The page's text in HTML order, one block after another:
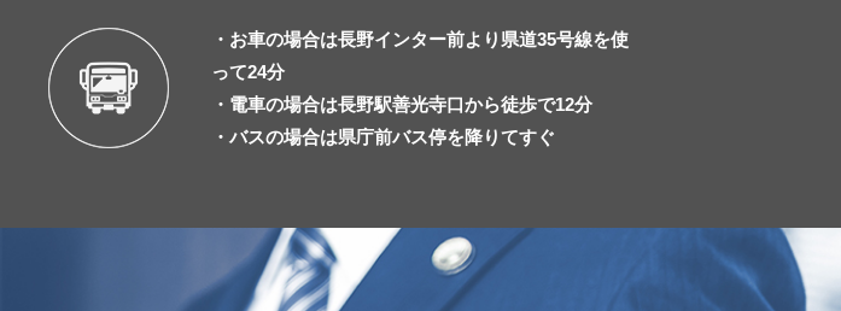
・お車の場合は長野インター前より県道35号線を使
って24分
・電車の場合は長野駅善光寺口から徒歩で12分
・バスの場合は県庁前バス停を降りてすぐ